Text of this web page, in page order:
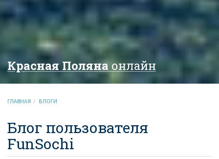
Красная Поляна онлайн
ГЛАВНАЯ БЛОГИ
Блог пользователя
FunSochi